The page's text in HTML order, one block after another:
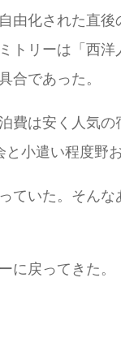
由化された直
トリーは「西
合であった。
は安く人気の
小遣い程度野
ていた。そん
に戻ってきた。